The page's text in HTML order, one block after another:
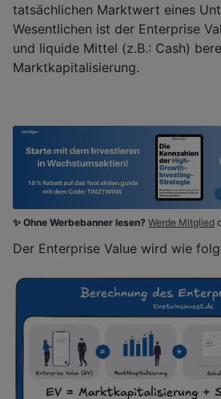
tatsächlichen Marktwert eines
Wesentlichen ist der Enterprise
und liquide Mittel (z.B.: Cash)
Marktkapitalisierung.
✨ Ohne Werbebanner lesen? Werde Mitglied
Der Enterprise Value wird wie